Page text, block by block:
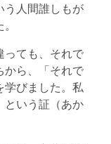
う人間誰しもが
ても、それで
から、「それで
学びました。私
という証（あか